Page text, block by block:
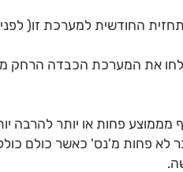
כאשר החלו לזהות,לפני כ4 ימים שלחו את המערכת
מממוצע פחות או יותר להרבה
לא פחות מ'נס' כאשר כולם